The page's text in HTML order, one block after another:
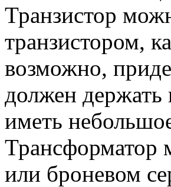
Транзистор
транзистором,
возможно,
должен
иметь
Трансформатор
или броневом